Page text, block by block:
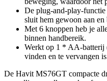
De plug-and-play-
sluit hem gewoon aan
Met 6 knoppen heb je
binnen handbereik.
Werkt op 1 * AA-batterij
vinden en te vervangen
De Havit MS76GT compacte